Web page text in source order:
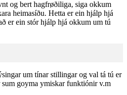
og bert hagfrøðiliga, siga okkum
heimasíðu. Hetta er ein hjálp hjá
er ein stór hjálp hjá okkum um tú
um tínar stillingar og val tá tú er
goyma ymiskar funktiónir v.m